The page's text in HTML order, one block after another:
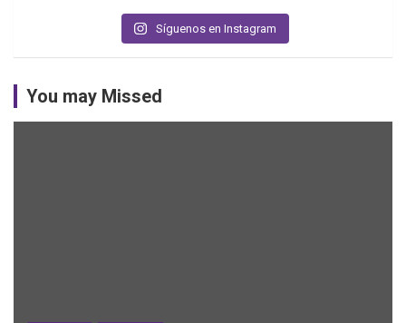
Síguenos en Instagram
You may Missed